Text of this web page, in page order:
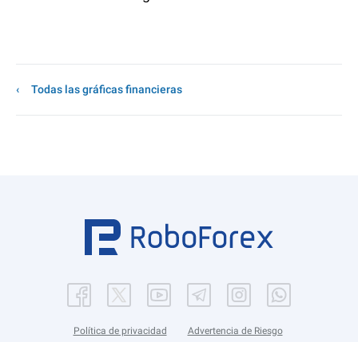
Todas las gráficas financieras
Política de privacidad Advertencia de Riesgo